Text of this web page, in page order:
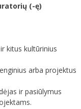
(-ę)
kitus kultūrinius
arba projektus
ir pasiūlymus